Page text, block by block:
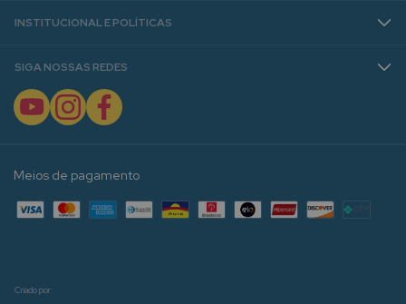
INSTITUCIONAL E POLÍTICAS
SIGA NOSSAS REDES
Meios de pagamento
Criado por: